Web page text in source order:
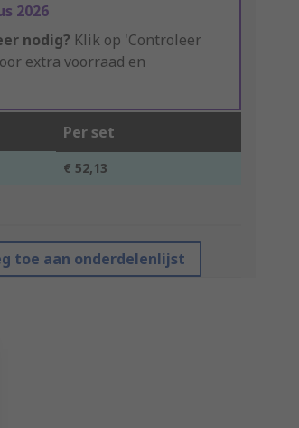
2026
nodig? Klik op 'Controleer
extra voorraad en
Per set
€ 52,13
toe aan onderdelenlijst